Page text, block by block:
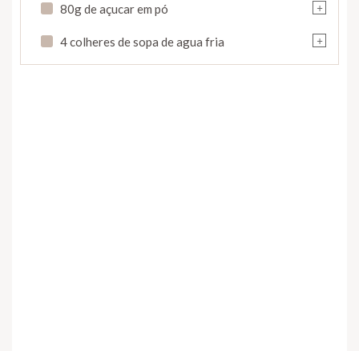
+
80g de açucar em pó
+
4 colheres de sopa de agua fria